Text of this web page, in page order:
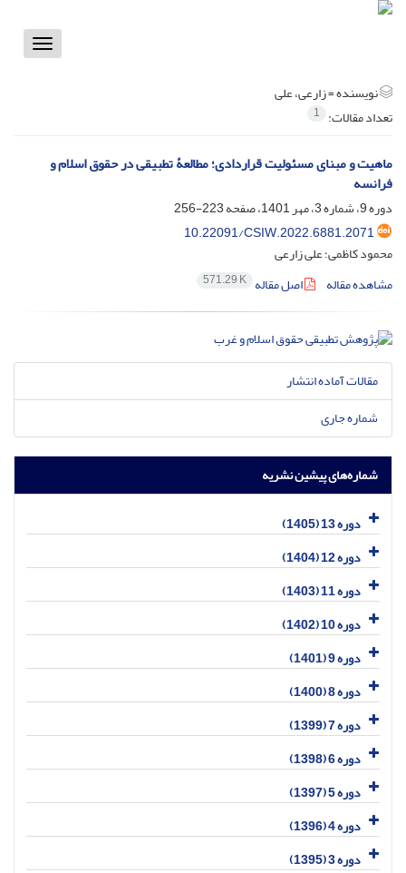
Toggle
نویسنده =زارعی، علی
تعداد مقالات: 1
ماهیت و مبنای مسئولیت قراردادی؛ مطالعۀ تطبیقی در حقوق اسلام و
فرانسه
دوره 9، شماره 3، مهر 1401، صفحه
223-256
10.22091/CSIW.2022.6881.2071
محمود کاظمی؛ علی زارعی
مشاهده مقاله
اصل مقاله 571.29 K
مقالات آماده انتشار
شماره جاری
شماره‌های پیشین نشریه
دوره 13 (1405)
دوره 12 (1404)
دوره 11 (1403)
دوره 10 (1402)
دوره 9 (1401)
دوره 8 (1400)
دوره 7 (1399)
دوره 6 (1398)
دوره 5 (1397)
دوره 4 (1396)
دوره 3 (1395)